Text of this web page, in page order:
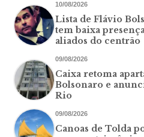
10/08/2026
Lista de Flávio
tem baixa
aliados do centrão
09/08/2026
Caixa retoma
Bolsonaro e
Rio
09/08/2026
Canoas de Tolda